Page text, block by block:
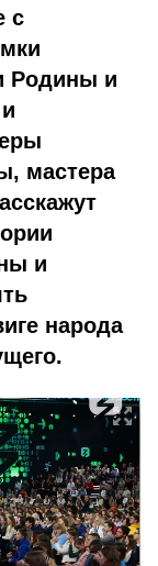
с
Родины и
мастера
и
народа